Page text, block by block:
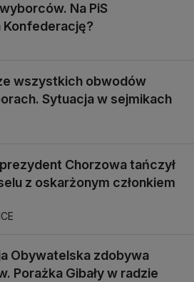
Na PiS
Konfederację?
wszystkich obwodów
Sytuacja w sejmikach
Chorzowa tańczył
z oskarżonym członkiem
Obywatelska zdobywa
Porażka Gibały w radzie